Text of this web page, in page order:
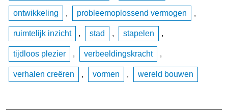
ontwikkeling , probleemoplossend vermogen ,
ruimtelijk inzicht , stad , stapelen ,
tijdloos plezier , verbeeldingskracht ,
verhalen creëren , vormen , wereld bouwen